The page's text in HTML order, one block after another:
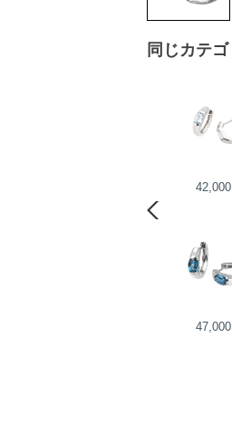
同じカテ
42,000
47,000